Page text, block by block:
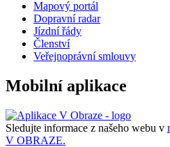
Mapový portál
Dopravní radar
Jízdní řády
Členství
Veřejnoprávní smlouvy
Mobilní aplikace
Sledujte informace z našeho webu v
V OBRAZE.